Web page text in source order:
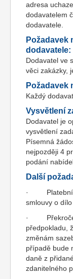
adresa
dodavatelem
dodavatele.
Požadavek
dodavatele:
Dodavatel ve
věci zakázky,
Požadavek
Každý
Vysvětlení
Dodavatel je
vysvětlení
Písemná
nejpozději 4
podání
Další
· Platební
smlouvy o dílo
·
předpokladu,
změnám
případě bude
daně z
zdanitelného